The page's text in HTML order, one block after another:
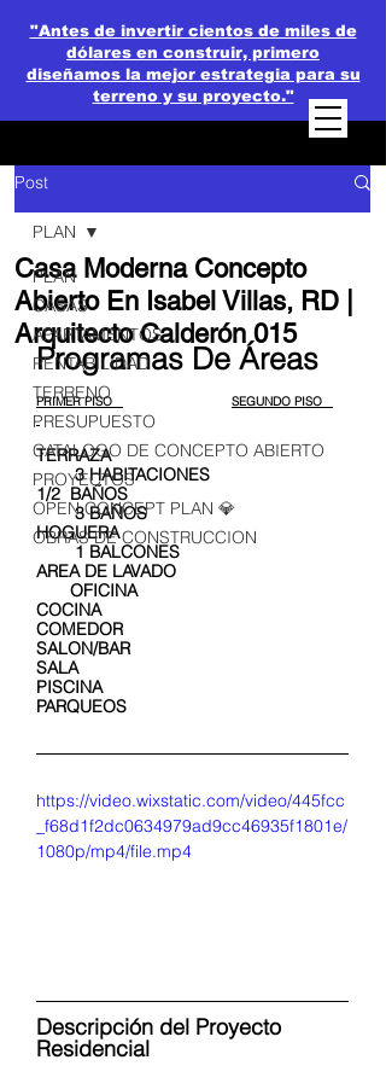
"Antes de invertir cientos de miles de
dólares en construir, primero
diseñamos la mejor estrategia para su
terreno y su proyecto."
Post
PLAN
CASAS
APARTAMENTOS
RENTABILIDAD
TERRENO
PRESUPUESTO
CATALOGO DE CONCEPTO ABIERTO
PROYECTOS
OPEN CONCEPT PLAN 💎
OBRAS DE CONSTRUCCION
PLAN
Casa Moderna Concepto
Abierto En Isabel Villas, RD |
Arquitecto Calderón 015
Programas De Áreas
PRIMER PISO SEGUNDO PISO
TERRAZA
        3 HABITACIONES
1/2  BAÑOS
        3 BAÑOS
HOGUERA
        1 BALCONES
AREA DE LAVADO
       OFICINA
COCINA
COMEDOR
SALON/BAR
SALA
PISCINA
PARQUEOS
https://video.wixstatic.com/video/445fcc
_f68d1f2dc0634979ad9cc46935f1801e/
1080p/mp4/file.mp4
Descripción del Proyecto
Residencial